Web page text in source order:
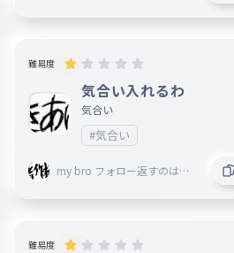
難易度
気合い入れるわ
気合い
#気合い
my bro フォロー返すのは当
難易度